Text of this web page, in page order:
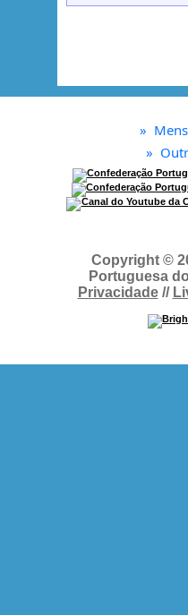
»
»
Copyright ©
Portuguesa
Privacidade//